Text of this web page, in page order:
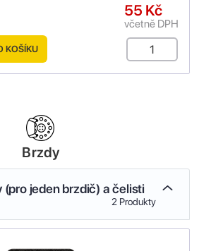
55 Kč
včetně DPH
KOŠÍKU
Brzdy
(pro jeden brzdič) a čelisti
2 Produkty